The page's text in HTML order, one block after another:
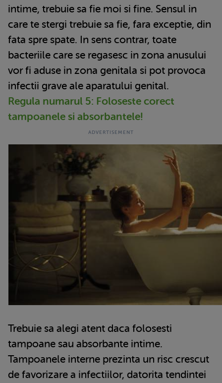
intime, trebuie sa fie moi si fine. Sensul in
care te stergi trebuie sa fie, fara exceptie, din
fata spre spate. In sens contrar, toate
bacteriile care se regasesc in zona anusului
vor fi aduse in zona genitala si pot provoca
infectii grave ale aparatului genital.
Regula numarul 5: Foloseste corect
tampoanele si absorbantele!
Trebuie sa alegi atent daca folosesti
tampoane sau absorbante intime.
Tampoanele interne prezinta un risc crescut
de favorizare a infectiilor, datorita tendintei